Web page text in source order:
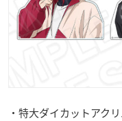
・特大ダイカットアク